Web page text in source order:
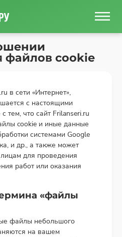
файлов cookie
в сети «Интернет»,
с настоящими
тем, что сайт Frilanseri.ru
cookie и иные данные
системами Google
и др., а также может
для проведения
работ или оказания
«файлы
файлы небольшого
на вашем